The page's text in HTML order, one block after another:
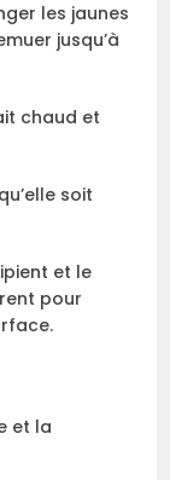
les jaunes
jusqu’à
chaud et
soit
et le
pour
et la